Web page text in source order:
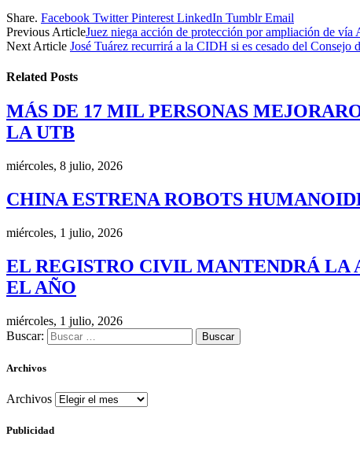
Share. Facebook Twitter Pinterest LinkedIn Tumblr Email
Previous ArticleJuez niega acción de protección por ampliación de
Next Article José Tuárez recurrirá a la CIDH si es cesado del Consejo
Related Posts
MÁS DE 17 MIL PERSONAS
LA UTB
miércoles, 8 julio, 2026
CHINA ESTRENA ROBOTS
miércoles, 1 julio, 2026
EL REGISTRO CIVIL MANTENDRÁ LA
EL AÑO
miércoles, 1 julio, 2026
Buscar:
Archivos
Archivos
Publicidad